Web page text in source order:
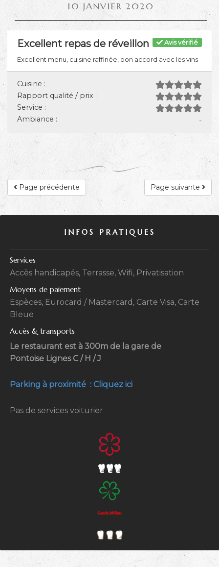
10 JANVIER 2020
Avis vérifié
Excellent repas de réveillon
Excellent menu, cuisine raffinée, bon accord avec les vins
Cuisine :
Rapport qualité / prix :
Service :
-
Ambiance :
Page suivante
Page précédente
INFOS PRATIQUES
Services
Accès handicapés, Terrasse, Wifi, Privatisation
Moyens de paiement
Espèces, Eurocard / Mastercard, Carte Visa, Carte
Bleue
Accès & transports
Le restaurant est à 300m de la gare de
Pontoise Lignes C / H / J
Parking à proximité : Cliquez ici
Pas de services voiturier